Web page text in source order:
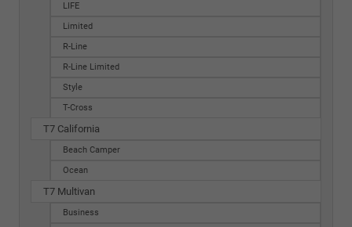
LIFE
Limited
R-Line
R-Line Limited
Style
T-Cross
T7 California
Beach Camper
Ocean
T7 Multivan
Business